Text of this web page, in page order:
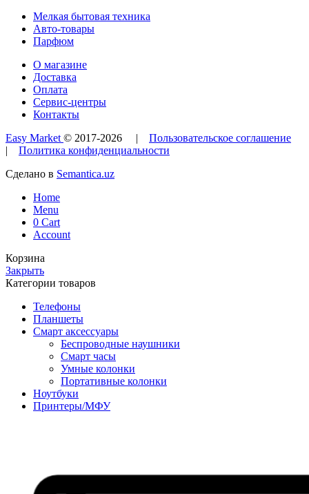
Мелкая бытовая техника
Авто-товары
Парфюм
О магазине
Доставка
Оплата
Сервис-центры
Контакты
Easy Market © 2017-2026 | Пользовательское соглашение
| Политика конфиденциальности
Сделано в Semantica.uz
Home
Menu
0 Cart
Account
Корзина
Закрыть
Категории товаров
Телефоны
Планшеты
Смарт аксессуары
Беспроводные наушники
Смарт часы
Умные колонки
Портативные колонки
Ноутбуки
Принтеры/МФУ